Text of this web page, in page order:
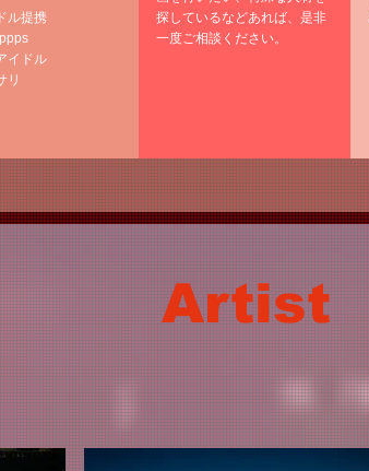
ル提携
イドル
リ
探しているなどあれば、是非
一度ご相談ください。
Artist